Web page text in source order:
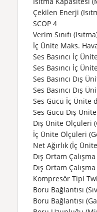
Çekilen Enerji
SCOP 4
Verim Sınıfı
İç Ünite Maks.
Ses Basıncı İç
Ses Basıncı İç
Ses Basıncı Dış
Ses Basıncı Dış
Ses Gücü İç Ünite
Ses Gücü Dış Ünite
Dış Ünite Ölçüleri
İç Ünite Ölçüleri
Net Ağırlık (İç
Dış Ortam
Dış Ortam
Kompresör Tipi
Boru Bağlantısı
Boru Bağlantısı